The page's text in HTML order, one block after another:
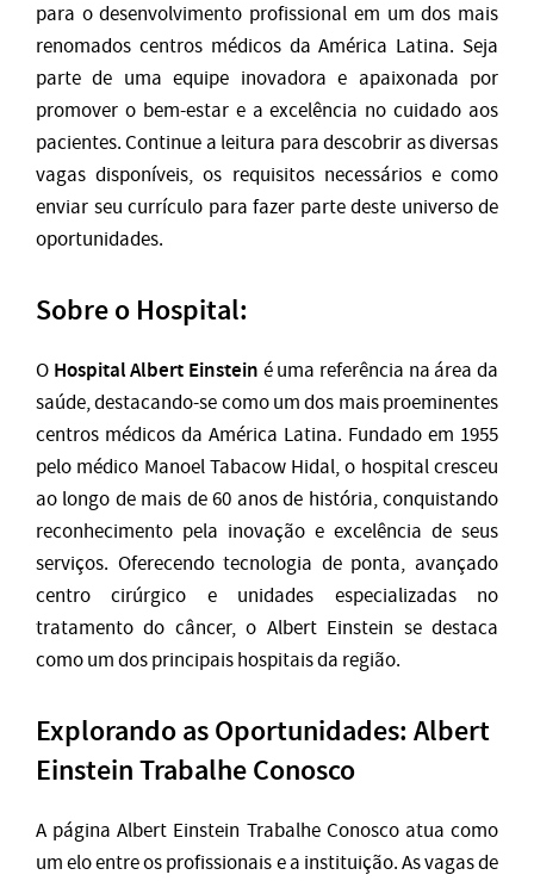
para o desenvolvimento profissional em um dos mais
renomados centros médicos da América Latina. Seja
parte de uma equipe inovadora e apaixonada por
promover o bem-estar e a excelência no cuidado aos
pacientes. Continue a leitura para descobrir as diversas
vagas disponíveis, os requisitos necessários e como
enviar seu currículo para fazer parte deste universo de
oportunidades.
Sobre o Hospital:
O Hospital Albert Einstein é uma referência na área da
saúde, destacando-se como um dos mais proeminentes
centros médicos da América Latina. Fundado em 1955
pelo médico Manoel Tabacow Hidal, o hospital cresceu
ao longo de mais de 60 anos de história, conquistando
reconhecimento pela inovação e excelência de seus
serviços. Oferecendo tecnologia de ponta, avançado
centro cirúrgico e unidades especializadas no
tratamento do câncer, o Albert Einstein se destaca
como um dos principais hospitais da região.
Explorando as Oportunidades: Albert
Einstein Trabalhe Conosco
A página Albert Einstein Trabalhe Conosco atua como
um elo entre os profissionais e a instituição. As vagas de